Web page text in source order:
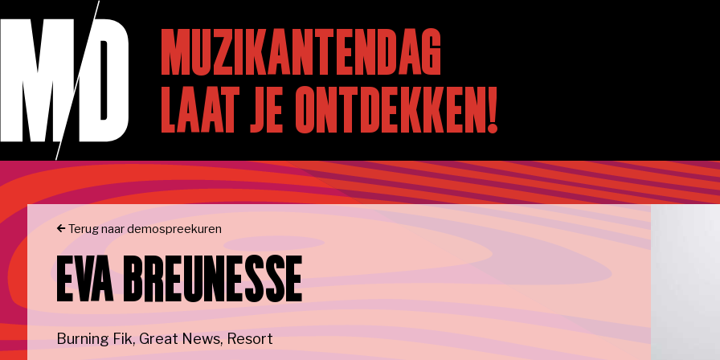
Skip to main content
Naar homepage
MUZIKANTENDAG
LAAT JE ONTDEKKEN!
HOME
PROGRAMMA
OVER ONS
Terug naar demospreekuren
EVA BREUNESSE
Burning Fik, Great News, Resort